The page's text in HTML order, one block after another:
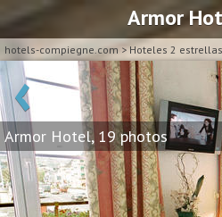
Armor
hotels-compiegne.com >Hoteles 2 estrellas
‹
Armor Hotel, 19 photos